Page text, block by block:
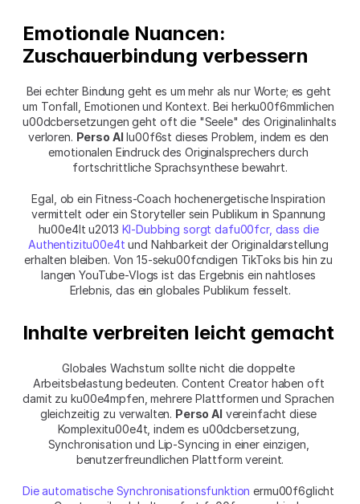
Emotionale Nuancen:
Zuschauerbindung verbessern
Bei echter Bindung geht es um mehr als nur Worte; es geht
um Tonfall, Emotionen und Kontext. Bei herku00f6mmlichen
u00dcbersetzungen geht oft die "Seele" des Originalinhalts
verloren. Perso AI lu00f6st dieses Problem, indem es den
emotionalen Eindruck des Originalsprechers durch
fortschrittliche Sprachsynthese bewahrt.
Egal, ob ein Fitness-Coach hochenergetische Inspiration
vermittelt oder ein Storyteller sein Publikum in Spannung
hu00e4lt u2013 KI-Dubbing sorgt dafu00fcr, dass die
Authentizitu00e4t und Nahbarkeit der Originaldarstellung
erhalten bleiben. Von 15-seku00fcndigen TikToks bis hin zu
langen YouTube-Vlogs ist das Ergebnis ein nahtloses
Erlebnis, das ein globales Publikum fesselt.
Inhalte verbreiten leicht gemacht
Globales Wachstum sollte nicht die doppelte
Arbeitsbelastung bedeuten. Content Creator haben oft
damit zu ku00e4mpfen, mehrere Plattformen und Sprachen
gleichzeitig zu verwalten. Perso AI vereinfacht diese
Komplexitu00e4t, indem es u00dcbersetzung,
Synchronisation und Lip-Syncing in einer einzigen,
benutzerfreundlichen Plattform vereint.
Die automatische Synchronisationsfunktion ermu00f6glicht